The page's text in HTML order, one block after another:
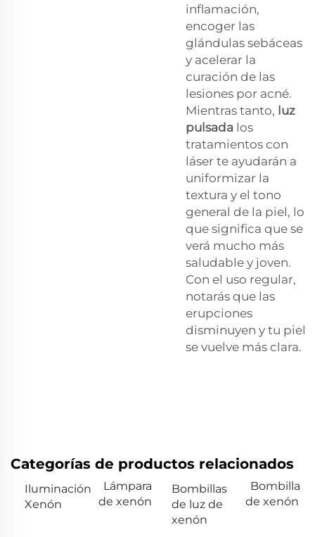
inflamación,
encoger las
glándulas sebáceas
y acelerar la
curación de las
lesiones por acné.
Mientras tanto, luz
pulsada los
tratamientos con
láser te ayudarán a
uniformizar la
textura y el tono
general de la piel, lo
que significa que se
verá mucho más
saludable y joven.
Con el uso regular,
notarás que las
erupciones
disminuyen y tu piel
se vuelve más clara.
Categorías de productos relacionados
Iluminación
Xenón
Lámpara
de xenón
Bombillas
de luz de
xenón
Bombilla
de xenón